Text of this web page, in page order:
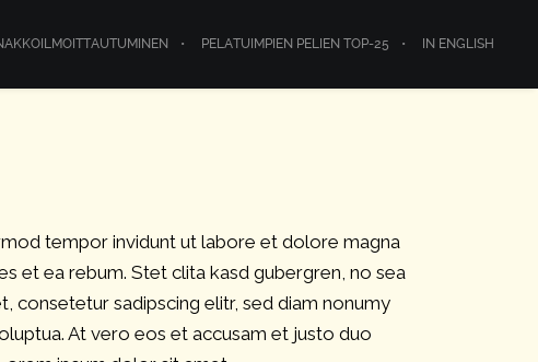
PELATUIMPIEN PELIEN TOP-25 IN ENGLISH
tempor invidunt ut labore et dolore magna
et ea rebum. Stet clita kasd gubergren, no sea
consetetur sadipscing elitr, sed diam nonumy
At vero eos et accusam et justo duo